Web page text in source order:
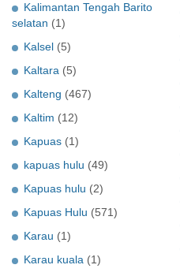
Kalimantan Tengah Barito
selatan (1)
Kalsel (5)
Kaltara (5)
Kalteng (467)
Kaltim (12)
Kapuas (1)
kapuas hulu (49)
Kapuas hulu (2)
Kapuas Hulu (571)
Karau (1)
Karau kuala (1)